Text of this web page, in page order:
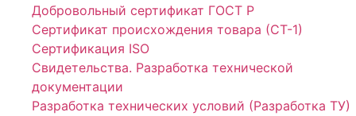
Добровольный сертификат ГОСТ Р
Сертификат происхождения товара (СТ-1)
Сертификация ISO
Свидетельства. Разработка технической
документации
Разработка технических условий (Разработка ТУ)